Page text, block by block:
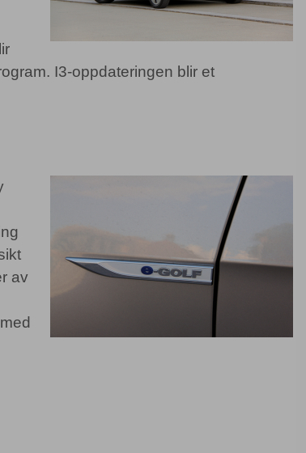
I3-oppdateringen blir et
av